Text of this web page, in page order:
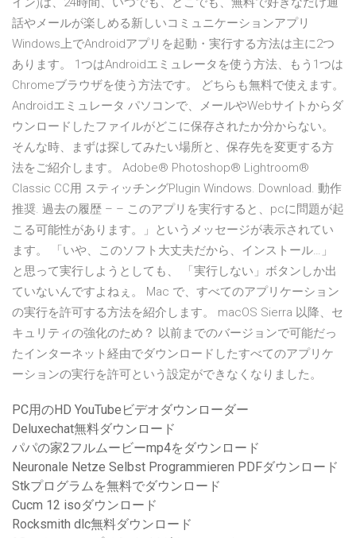
話やメールが楽しめる新しいコミュニケーションアプリ
Windows上でAndroidアプリを起動・実行する方法は主に2つ
あります。 1つはAndroidエミュレータを使う方法、もう1つは
Chromeブラウザを使う方法です。 どちらも無料で使えます。
Androidエミュレータ パソコンで、メールやWebサイトからダ
ウンロードしたファイルがどこに保存されたか分からない。
そんな時、まずは探してみたい場所と、保存先を変更する方
法をご紹介します。 Adobe® Photoshop® Lightroom®
Classic CC用 スティッチングPlugin Windows. Download. 動作
推奨. 過去の履歴 – – このアプリを実行すると、pcに問題が起
こる可能性があります。」というメッセージが表示されてい
ます。 「いや、このソフト大丈夫だから、インストール…」
と思って実行しようとしても、 「実行しない」ボタンしか出
ていないんですよねぇ。 Mac で、すべてのアプリケーション
の実行を許可する方法を紹介します。 macOS Sierra 以降、セ
キュリティの強化のため？ 以前までのバージョンで可能だっ
たインターネット経由でダウンロードしたすべてのアプリケ
ーションの実行を許可という設定ができなくなりました。
PC用のHD YouTubeビデオダウンローダー
Deluxechat無料ダウンロード
パパの家2フルムービーmp4をダウンロード
Neuronale Netze Selbst Programmieren PDFダウンロード
Stkプログラムを無料でダウンロード
Cucm 12 isoダウンロード
Rocksmith dlc無料ダウンロード